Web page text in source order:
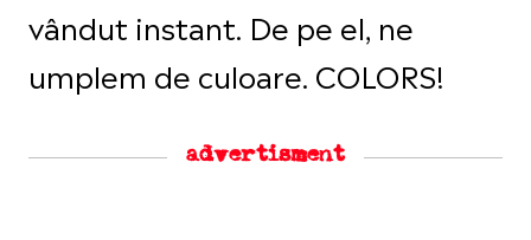
vândut instant. De pe el, ne
umplem de culoare. COLORS!
advertisment